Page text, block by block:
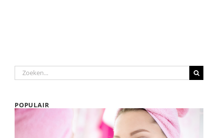
Zoeken
naar:
POPULAIR